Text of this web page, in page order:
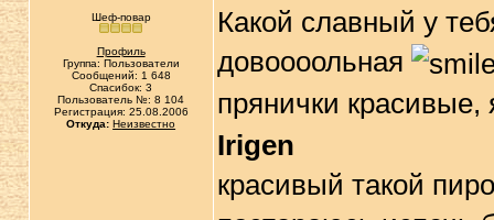
Шеф-повар
Профиль
Группа: Пользователи
Сообщений: 1 648
Спасибок: 3
Пользователь №: 8 104
Регистрация: 25.08.2006
Откуда: Неизвестно
Какой славный у
довоооольная
прянички
Irigen
красивый такой